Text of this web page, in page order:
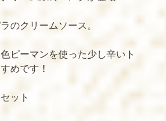
のクリームソース。
ピーマンを使った少し辛いト
めです！
ット